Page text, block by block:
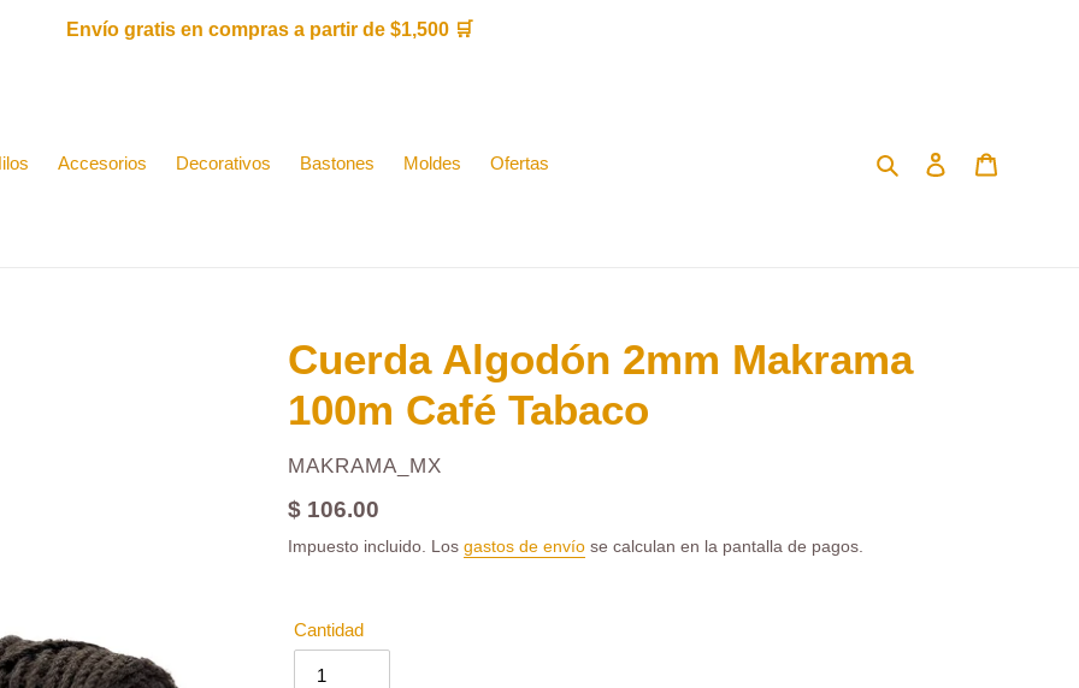
Envío gratis en compras a partir de $1,500 🛒
Accesorios Decorativos Bastones Moldes Ofertas Buscar Ingresar
Cuerda Algodón 2mm Makrama
100m Café Tabaco
PROVEEDOR
MAKRAMA_MX
Precio
habitual
$ 106.00
Impuesto incluido. Los gastos de envío se calculan en la pantalla de pagos.
Cantidad